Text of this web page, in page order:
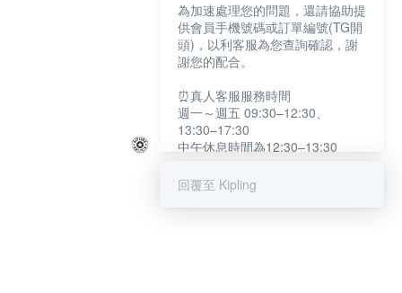
為加速處理您的問題，還請協助提
供會員手機號碼或訂單編號(TG開
頭)，以利客服為您查詢確認，謝
謝您的配合。
⏰真人客服服務時間
週一～週五 09:30–12:30、
13:30–17:30
中午休息時間為12:30–13:30
提醒您：系統會自動已讀訊息，如
回覆至 Kipling